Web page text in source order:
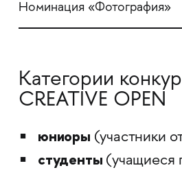
Номинация «Фотография»
Категории
CREATIVE OPEN
юниоры (участники
студенты (учащиеся